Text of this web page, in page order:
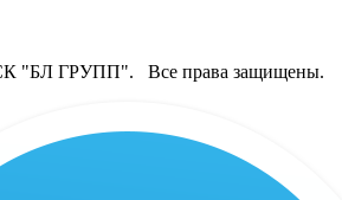
"БЛ ГРУПП". Все права защищены.